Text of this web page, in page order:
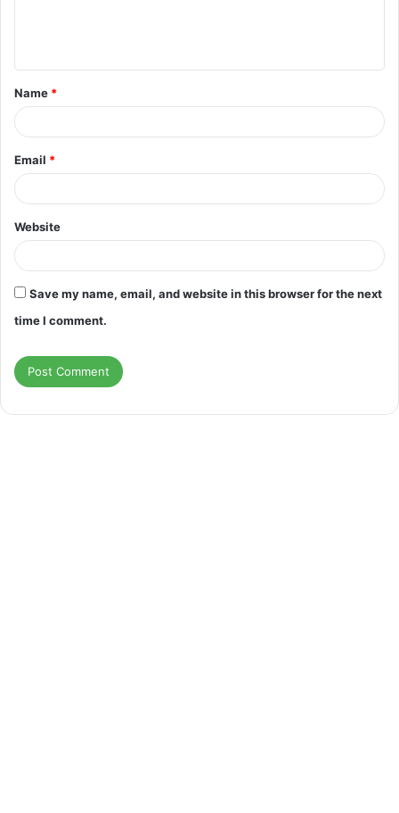
t
*
Name *
Email *
Website
Save my name, email, and website in this browser for the next
time I comment.